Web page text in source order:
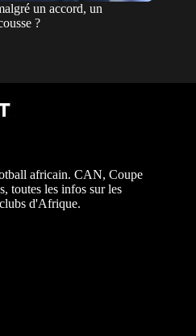
un accord, un
?
africain. CAN, Coupe
toutes les infos sur les
d'Afrique.